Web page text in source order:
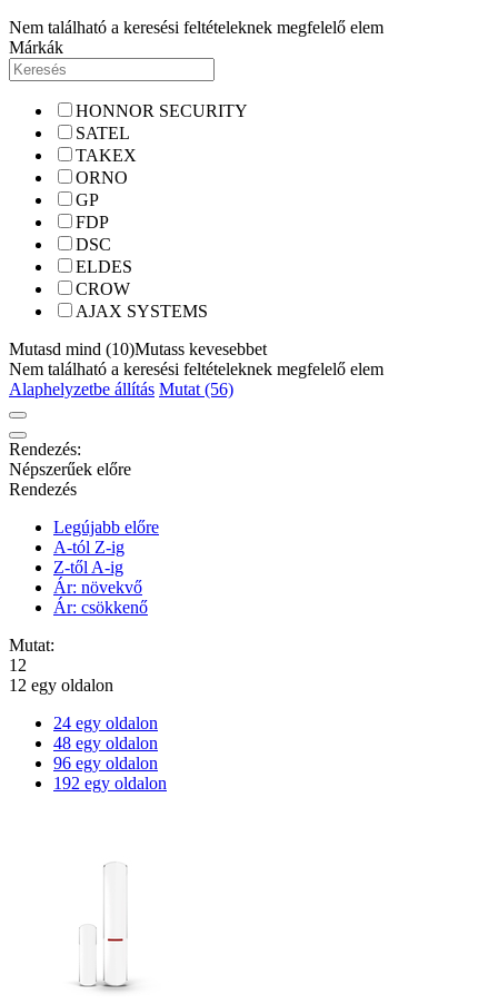
Nem található a keresési feltételeknek megfelelő elem
Márkák
HONNOR SECURITY
SATEL
TAKEX
ORNO
GP
FDP
DSC
ELDES
CROW
AJAX SYSTEMS
Mutasd mind (10)Mutass kevesebbet
Nem található a keresési feltételeknek megfelelő elem
Alaphelyzetbe állítás Mutat (56)
Rendezés:
Népszerűek előre
Rendezés
Legújabb előre
A-tól Z-ig
Z-től A-ig
Ár: növekvő
Ár: csökkenő
Mutat:
12
12 egy oldalon
24 egy oldalon
48 egy oldalon
96 egy oldalon
192 egy oldalon